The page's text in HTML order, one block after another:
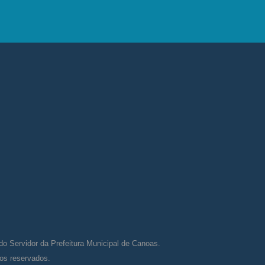
Servidor da Prefeitura Municipal de Canoas.
reservados.